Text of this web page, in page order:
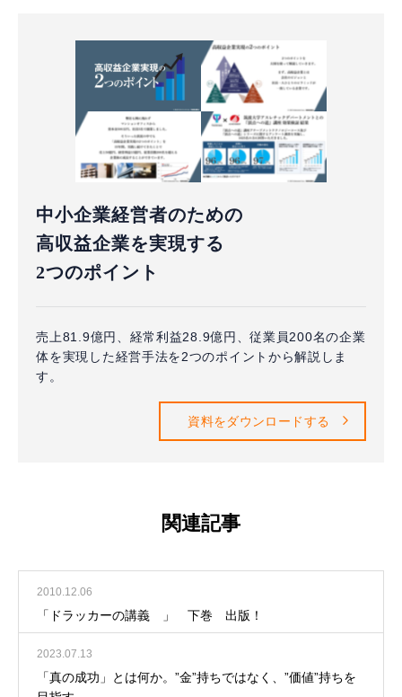
中小企業経営者のための
高収益企業を実現する
2つのポイント
売上81.9億円、経常利益28.9億円、従業員200名の企業
体を実現した経営手法を2つのポイントから解説しま
す。
資料をダウンロードする
関連記事
2010.12.06
「ドラッカーの講義 」 下巻 出版！
2023.07.13
「真の成功」とは何か。”金”持ちではなく、”価値”持ちを